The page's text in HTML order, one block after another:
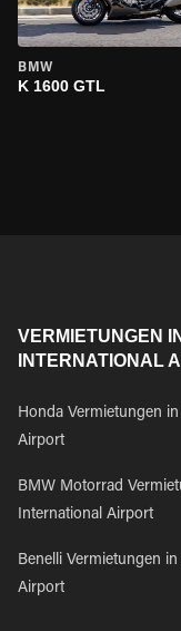
BMW
K 1600 GTL
VERMIETUNGEN
INTERNATIONAL
Honda Vermietungen
Airport
BMW Motorrad
International Airport
Benelli Vermietungen
Airport